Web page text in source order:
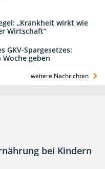
„Krankheit wirkt wie
Wirtschaft“
GKV-Spargesetzes:
geben
weitere Nachrichten
bei Kindern